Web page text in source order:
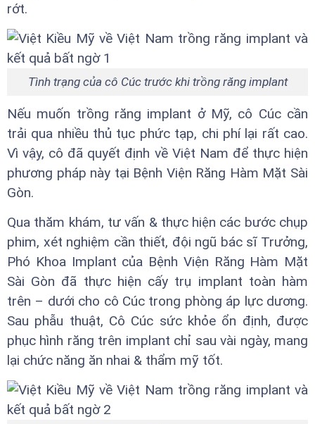
rớt.
Tình trạng của cô Cúc trước khi trồng răng implant
Nếu muốn trồng răng implant ở Mỹ, cô Cúc cần
trải qua nhiều thủ tục phức tạp, chi phí lại rất cao.
Vì vậy, cô đã quyết định về Việt Nam để thực hiện
phương pháp này tại Bệnh Viện Răng Hàm Mặt Sài
Gòn.
Qua thăm khám, tư vấn & thực hiện các bước chụp
phim, xét nghiệm cần thiết, đội ngũ bác sĩ Trưởng,
Phó Khoa Implant của Bệnh Viện Răng Hàm Mặt
Sài Gòn đã thực hiện cấy trụ implant toàn hàm
trên – dưới cho cô Cúc trong phòng áp lực dương.
Sau phẫu thuật, Cô Cúc sức khỏe ổn định, được
phục hình răng trên implant chỉ sau vài ngày, mang
lại chức năng ăn nhai & thẩm mỹ tốt.